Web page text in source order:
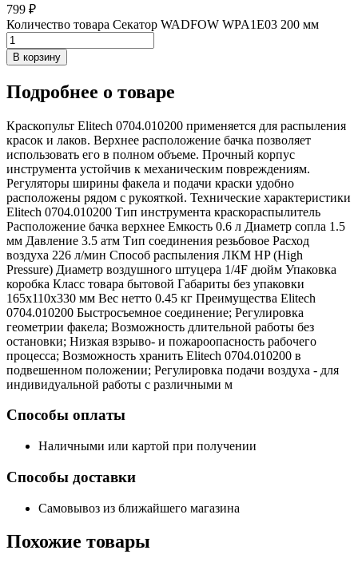
799 ₽
Количество товара Секатор WADFOW WPA1E03 200 мм
В корзину
Подробнее о товаре
Краскопульт Elitech 0704.010200 применяется для распыления
красок и лаков. Верхнее расположение бачка позволяет
использовать его в полном объеме. Прочный корпус
инструмента устойчив к механическим повреждениям.
Регуляторы ширины факела и подачи краски удобно
расположены рядом с рукояткой. Технические характеристики
Elitech 0704.010200 Тип инструмента краскораспылитель
Расположение бачка верхнее Емкость 0.6 л Диаметр сопла 1.5
мм Давление 3.5 атм Тип соединения резьбовое Расход
воздуха 226 л/мин Способ распыления ЛКМ HP (High
Pressure) Диаметр воздушного штуцера 1/4F дюйм Упаковка
коробка Класс товара бытовой Габариты без упаковки
165x110x330 мм Вес нетто 0.45 кг Преимущества Elitech
0704.010200 Быстросъемное соединение; Регулировка
геометрии факела; Возможность длительной работы без
остановки; Низкая взрыво- и пожароопасность рабочего
процесса; Возможность хранить Elitech 0704.010200 в
подвешенном положении; Регулировка подачи воздуха - для
индивидуальной работы с различными м
Способы оплаты
Наличными или картой при получении
Способы доставки
Самовывоз из ближайшего магазина
Похожие товары